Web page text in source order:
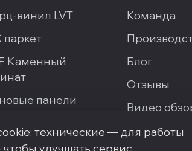
винил LVT
паркет
Каменный
панели
Команда
Блог
Отзывы
Видео
Галерея
технические — для работы